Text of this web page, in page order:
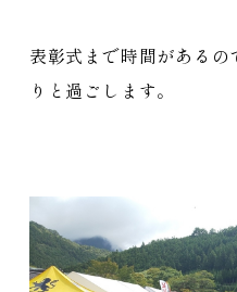
表彰式まで時間がある
りと過ごします。